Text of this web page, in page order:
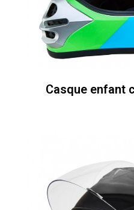
Casque enfant